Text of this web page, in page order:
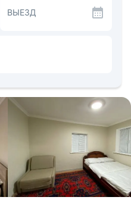
дворе установлена зона
приготовить любимые
Дом Петра-1,
магазины,
ВЫЕЗД